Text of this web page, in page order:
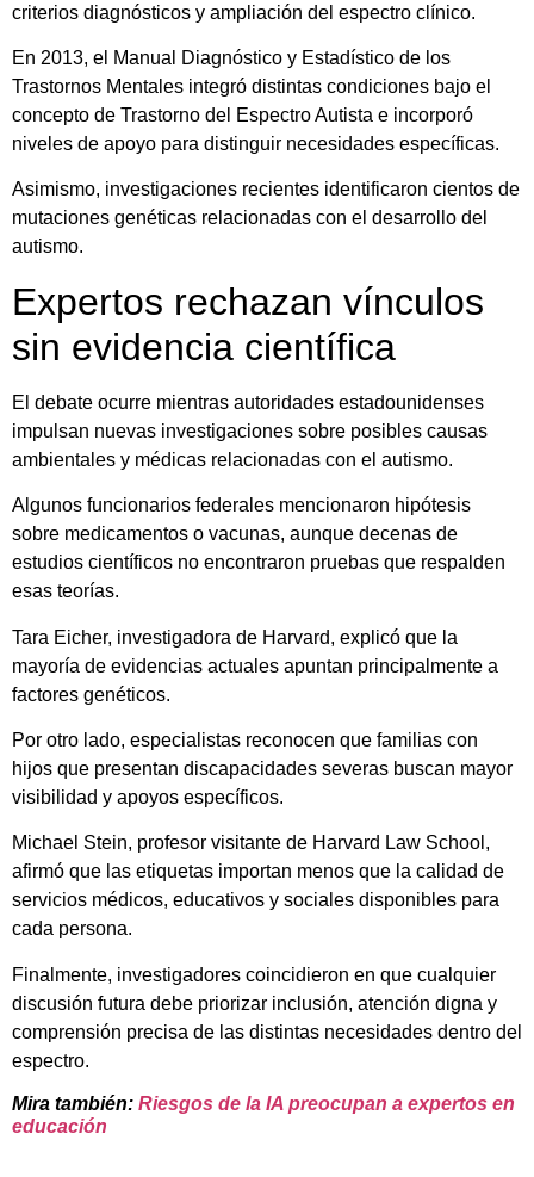
criterios diagnósticos y ampliación del espectro clínico.
En 2013, el Manual Diagnóstico y Estadístico de los
Trastornos Mentales integró distintas condiciones bajo el
concepto de Trastorno del Espectro Autista e incorporó
niveles de apoyo para distinguir necesidades específicas.
Asimismo, investigaciones recientes identificaron cientos de
mutaciones genéticas relacionadas con el desarrollo del
autismo.
Expertos rechazan vínculos
sin evidencia científica
El debate ocurre mientras autoridades estadounidenses
impulsan nuevas investigaciones sobre posibles causas
ambientales y médicas relacionadas con el autismo.
Algunos funcionarios federales mencionaron hipótesis
sobre medicamentos o vacunas, aunque decenas de
estudios científicos no encontraron pruebas que respalden
esas teorías.
Tara Eicher, investigadora de Harvard, explicó que la
mayoría de evidencias actuales apuntan principalmente a
factores genéticos.
Por otro lado, especialistas reconocen que familias con
hijos que presentan discapacidades severas buscan mayor
visibilidad y apoyos específicos.
Michael Stein, profesor visitante de Harvard Law School,
afirmó que las etiquetas importan menos que la calidad de
servicios médicos, educativos y sociales disponibles para
cada persona.
Finalmente, investigadores coincidieron en que cualquier
discusión futura debe priorizar inclusión, atención digna y
comprensión precisa de las distintas necesidades dentro del
espectro.
Mira también: Riesgos de la IA preocupan a expertos en
educación